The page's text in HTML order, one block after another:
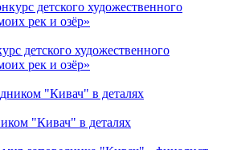
детского художественного
рек и озёр»
"Кивач" в деталях